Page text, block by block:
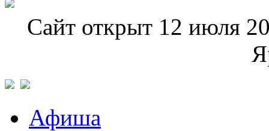
Сайт открыт 12 июля
Афиша